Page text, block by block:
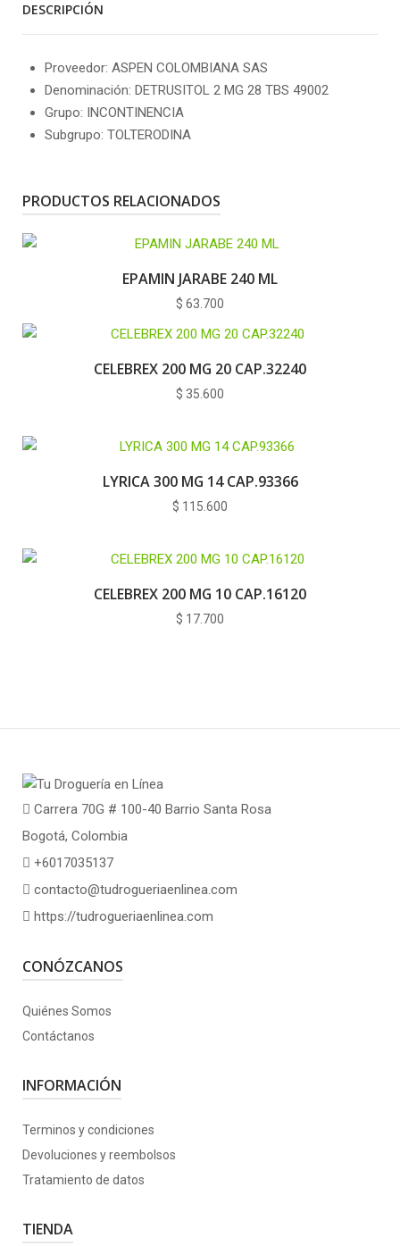
DESCRIPCIÓN
Proveedor: ASPEN COLOMBIANA SAS
Denominación: DETRUSITOL 2 MG 28 TBS 49002
Grupo: INCONTINENCIA
Subgrupo: TOLTERODINA
PRODUCTOS RELACIONADOS
EPAMIN JARABE 240 ML
$ 63.700
CELEBREX 200 MG 20 CAP.32240
$ 35.600
LYRICA 300 MG 14 CAP.93366
$ 115.600
CELEBREX 200 MG 10 CAP.16120
$ 17.700
Carrera 70G # 100-40 Barrio Santa Rosa
Bogotá, Colombia
+6017035137
contacto@tudrogueriaenlinea.com
https://tudrogueriaenlinea.com
CONÓZCANOS
Quiénes Somos
Contáctanos
INFORMACIÓN
Terminos y condiciones
Devoluciones y reembolsos
Tratamiento de datos
TIENDA